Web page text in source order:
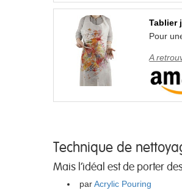
Tablier
Pour
A
Technique de
Mais l'idéal est de porter
parAcrylic Pouring